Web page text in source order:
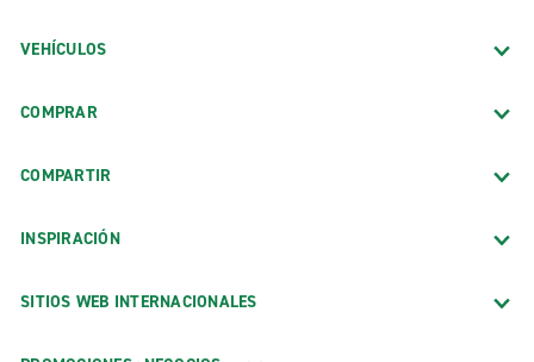
VEHÍCULOS
COMPRAR
COMPARTIR
INSPIRACIÓN
SITIOS WEB INTERNACIONALES